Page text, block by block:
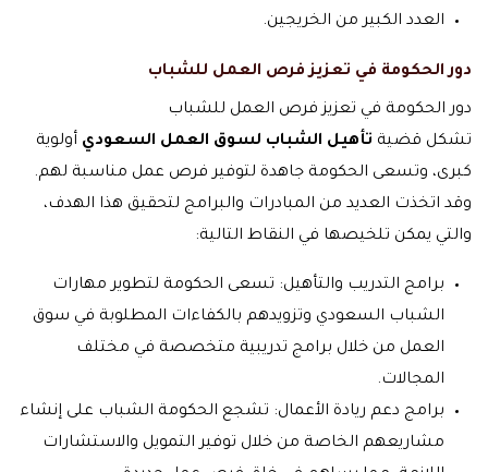
العدد الكبير من الخريجين.
دور الحكومة في تعزيز فرص العمل للشباب
دور الحكومة في تعزيز فرص العمل للشباب
تشكل قضية تأهيل الشباب لسوق العمل السعودي أولوية
كبرى، وتسعى الحكومة جاهدة لتوفير فرص عمل مناسبة لهم.
وقد اتخذت العديد من المبادرات والبرامج لتحقيق هذا الهدف،
والتي يمكن تلخيصها في النقاط التالية:
برامج التدريب والتأهيل: تسعى الحكومة لتطوير مهارات
الشباب السعودي وتزويدهم بالكفاءات المطلوبة في سوق
العمل من خلال برامج تدريبية متخصصة في مختلف
المجالات.
برامج دعم ريادة الأعمال: تشجع الحكومة الشباب على إنشاء
مشاريعهم الخاصة من خلال توفير التمويل والاستشارات